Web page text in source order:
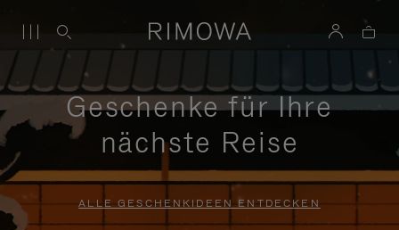
Geschenke für Ihre
nächste Reise
ALLE GESCHENKIDEEN ENTDECKEN